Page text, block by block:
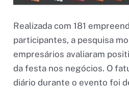
Realizada com 181
participantes, a pesquisa
empresários avaliaram
da festa nos negócios. O
diário durante o evento foi